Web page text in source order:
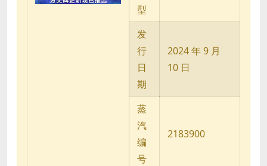
型
发
行
日
期
2024 年 9 月
10 日
蒸
汽
编
号
2183900